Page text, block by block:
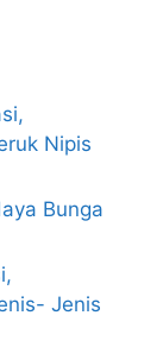
Nipis
Bunga
Jenis